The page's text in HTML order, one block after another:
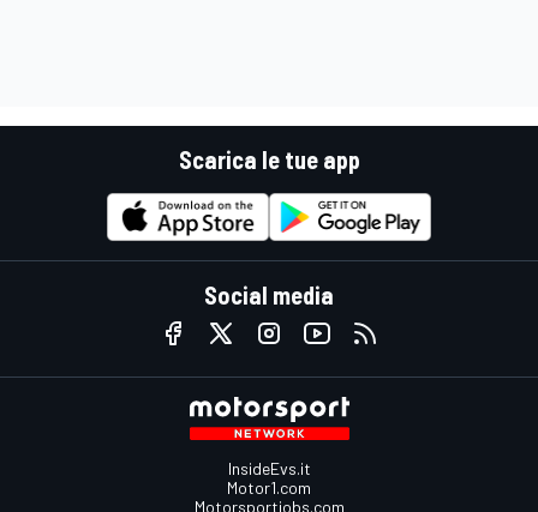
Scarica le tue app
Social media
InsideEvs.it
Motor1.com
Motorsportjobs.com